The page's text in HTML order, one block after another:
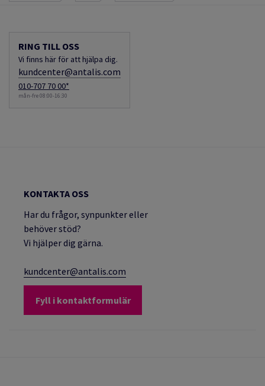
RING TILL OSS
Vi finns här för att hjälpa dig.
kundcenter@antalis.com
010-707 70 00*
mån-fre 08:00-16:30
KONTAKTA OSS
Har du frågor, synpunkter eller
behöver stöd?
Vi hjälper dig gärna.
kundcenter@antalis.com
Fyll i kontaktformulär